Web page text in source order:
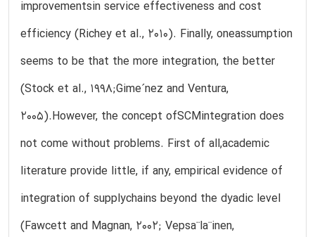
improvementsin service effectiveness and cost
efficiency (Richey et al., 2010). Finally, oneassumption
seems to be that the more integration, the better
(Stock et al., 1998;Gime´nez and Ventura,
2005).However, the concept ofSCMintegration does
not come without problems. First of all,academic
literature provide little, if any, empirical evidence of
integration of supplychains beyond the dyadic level
(Fawcett and Magnan, 2002; Vepsa¨la¨inen,